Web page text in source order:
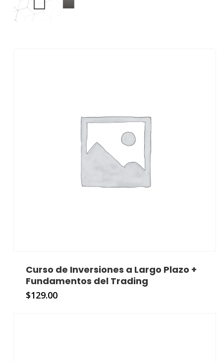
Curso de Inversiones a Largo Plazo +
Fundamentos del Trading
$129.00